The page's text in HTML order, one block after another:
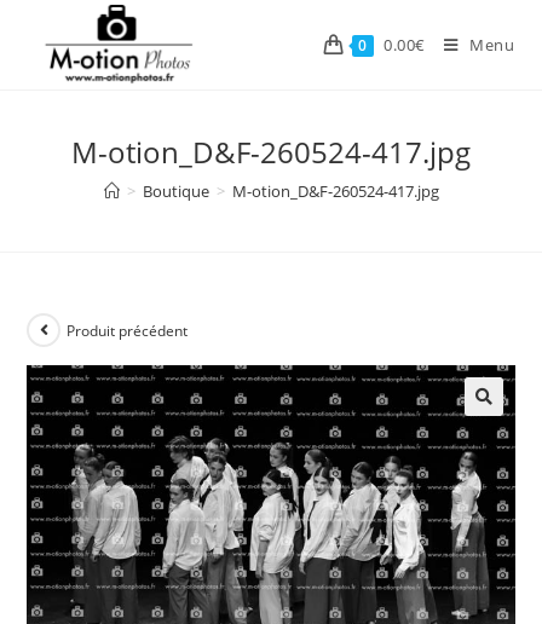
content
0 0.00€ Menu
M-otion_D&F-260524-417.jpg
> Boutique > M-otion_D&F-260524-417.jpg
Produit précédent